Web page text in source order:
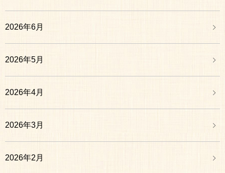
2026年6月
2026年5月
2026年4月
2026年3月
2026年2月